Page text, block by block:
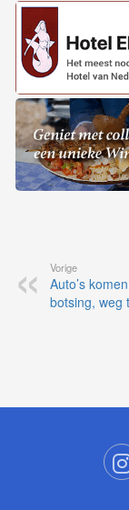
Vorige
Auto’s
botsing, weg